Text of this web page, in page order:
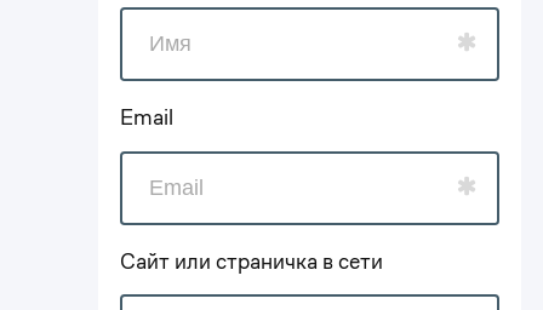
Email
Сайт или страничка в сети